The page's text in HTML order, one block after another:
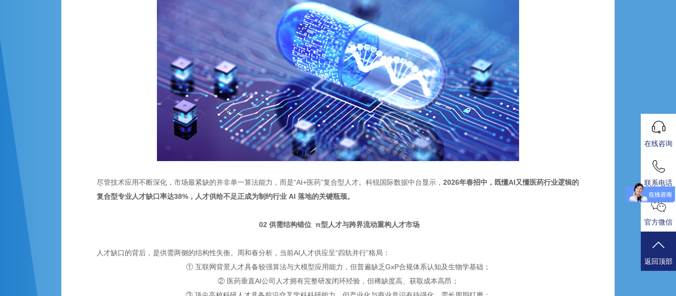
尽管技术应用不断深化，市场最紧缺的并非单一算法能力，而是“AI+医药”复合型人才。科锐国际数据中台显示， 2026年春招中，既懂AI又懂医药行业逻辑的
复合型专业人才缺口率达38%，人才供给不足正成为制约行业 AI 落地的关键瓶颈。
02 供需结构错位 π型人才与跨界流动重构人才市场
人才缺口的背后，是供需两侧的结构性失衡。周和春分析，当前AI人才供应呈“四轨并行”格局：
① 互联网背景人才具备较强算法与大模型应用能力，但普遍缺乏GxP合规体系认知及生物学基础；
② 医药垂直AI公司人才拥有完整研发闭环经验，但稀缺度高、获取成本高昂；
在线咨询
联系电话
官方微信
返回顶部